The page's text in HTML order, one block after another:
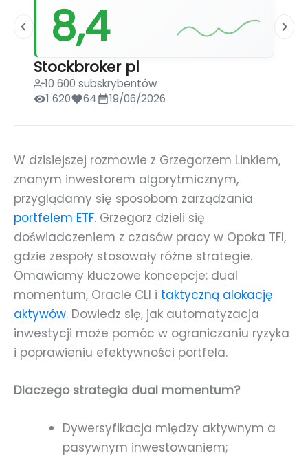
8,4
Stockbroker pl
10 600 subskrybentów
1 620
64 19/06/2026
W dzisiejszej rozmowie z Grzegorzem Linkiem,
znanym inwestorem algorytmicznym,
przyglądamy się sposobom zarządzania
portfelem ETF. Grzegorz dzieli się
doświadczeniem z czasów pracy w Opoka TFI,
gdzie zespoły stosowały różne strategie.
Omawiamy kluczowe koncepcje: dual
momentum, Oracle CLI i taktyczną alokację
aktywów. Dowiedz się, jak automatyzacja
inwestycji może pomóc w ograniczaniu ryzyka
i poprawieniu efektywności portfela.
Dlaczego strategia dual momentum?
Dywersyfikacja między aktywnym a
pasywnym inwestowaniem;